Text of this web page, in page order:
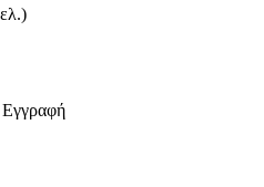
Εγγραφή